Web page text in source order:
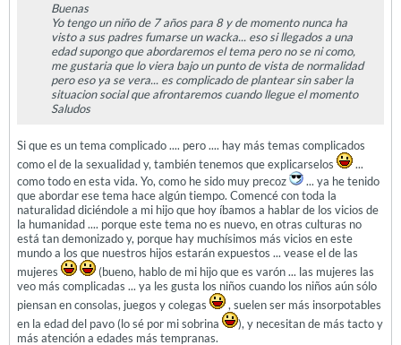
Buenas
Yo tengo un niño de 7 años para 8 y de momento nunca ha
visto a sus padres fumarse un wacka... eso si llegados a una
edad supongo que abordaremos el tema pero no se ni como,
me gustaria que lo viera bajo un punto de vista de normalidad
pero eso ya se vera... es complicado de plantear sin saber la
situacion social que afrontaremos cuando llegue el momento
Saludos
Si que es un tema complicado .... pero .... hay más temas complicados
como el de la sexualidad y, también tenemos que explicarselos
...
como todo en esta vida. Yo, como he sido muy precoz
... ya he tenido
que abordar ese tema hace algún tiempo. Comencé con toda la
naturalidad diciéndole a mi hijo que hoy íbamos a hablar de los vicios de
la humanidad .... porque este tema no es nuevo, en otras culturas no
está tan demonizado y, porque hay muchísimos más vicios en este
mundo a los que nuestros hijos estarán expuestos ... vease el de las
mujeres
(bueno, hablo de mi hijo que es varón ... las mujeres las
veo más complicadas ... ya les gusta los niños cuando los niños aún sólo
piensan en consolas, juegos y colegas
, suelen ser más insorpotables
en la edad del pavo (lo sé por mi sobrina
), y necesitan de más tacto y
más atención a edades más tempranas.